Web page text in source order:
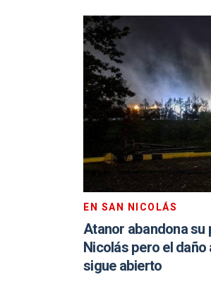
EN SAN NICOLÁS
Atanor abandona su
Nicolás pero el daño
sigue abierto